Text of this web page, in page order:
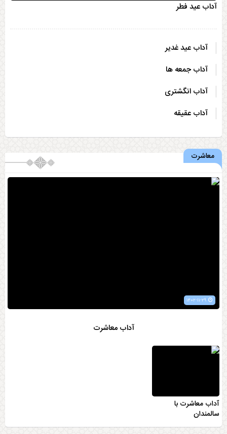
آداب عید فطر
آداب عید غدیر
آداب جمعه ها
آداب انگشتری
آداب عقیقه
معاشرت
آداب معاشرت
آداب معاشرت با
سالمندان